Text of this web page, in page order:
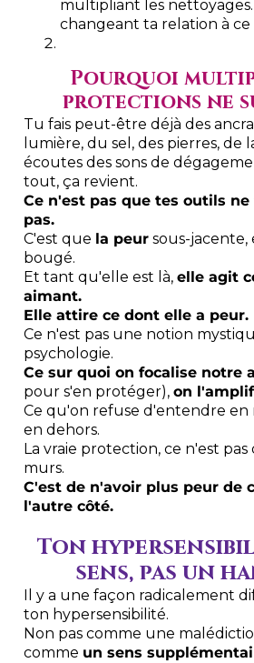
multipliant les
changeant ta relation à ce
Pourquoi
protections ne
Tu fais peut-être déjà des
lumière, du sel, des pierres, de
écoutes des sons de
tout, ça revient.
Ce n'est pas que tes outils
pas.
C'est que la peur sous-jacente,
bougé.
Et tant qu'elle est là, elle agit
aimant.
Elle attire ce dont elle a peur.
Ce n'est pas une notion
psychologie.
Ce sur quoi on focalise notre
pour s'en protéger), on
Ce qu'on refuse d'entendre en
en dehors.
La vraie protection, ce n'est
murs.
C'est de n'avoir plus peur de
l'autre côté.
Ton
sens, pas un
Il y a une façon radicalement
ton hypersensibilité.
Non pas comme une
comme un sens